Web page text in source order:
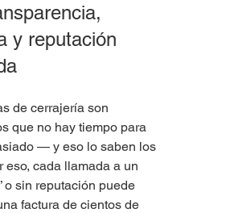
y reputación
de cerrajería son
que no hay tiempo para
— y eso lo saben los
eso, cada llamada a un
o sin reputación puede
factura de cientos de